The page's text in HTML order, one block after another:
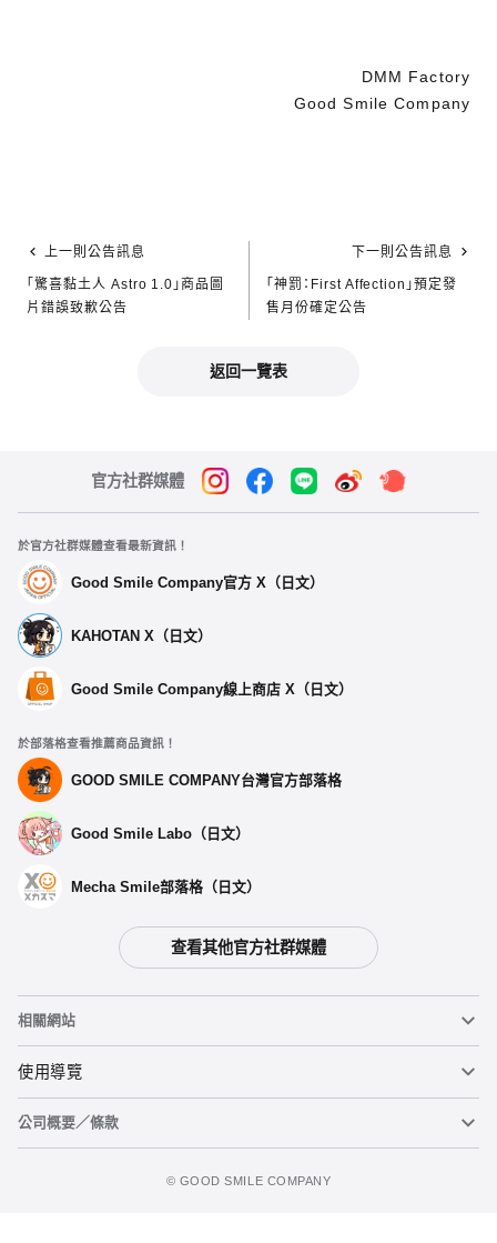
DMM Factory
Good Smile Company
上一則公告訊息
「驚喜黏土人 Astro 1.0」商品圖
片錯誤致歉公告
下一則公告訊息
「神罰：First Affection」預定發
售月份確定公告
返回一覽表
官方社群媒體
於官方社群媒體查看最新資訊！
Good Smile Company官方 X（日文）
KAHOTAN X（日文）
Good Smile Company線上商店 X（日文）
於部落格查看推薦商品資訊！
GOOD SMILE COMPANY台灣官方部落格
Good Smile Labo（日文）
Mecha Smile部落格（日文）
查看其他官方社群媒體
相關網站
黏土人
黏土人臉部製造機（英文）
使用導覽
重要公告
公司概要／條款
©️ GOOD SMILE COMPANY